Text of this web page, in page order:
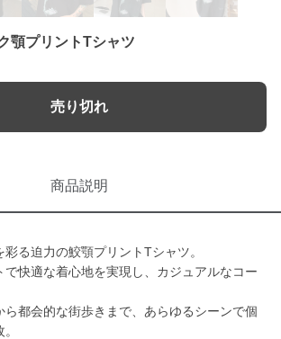
顎プリントTシャツ
売り切れ
商品説明
る迫力の鮫顎プリントTシャツ。
で快適な着心地を実現し、カジュアルなコー
ら都会的な街歩きまで、あらゆるシーンで個